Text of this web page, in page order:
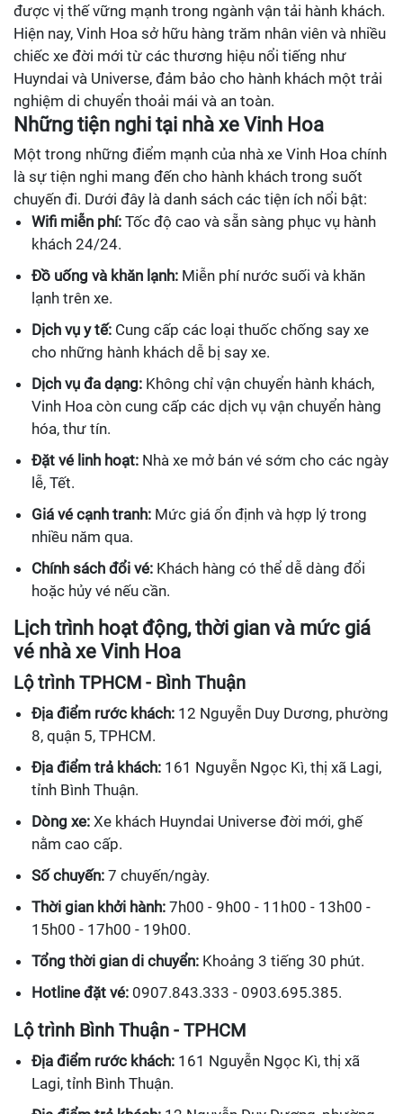
được vị thế vững mạnh trong ngành vận tải hành khách.
Hiện nay, Vinh Hoa sở hữu hàng trăm nhân viên và nhiều
chiếc xe đời mới từ các thương hiệu nổi tiếng như
Huyndai và Universe, đảm bảo cho hành khách một trải
nghiệm di chuyển thoải mái và an toàn.
Những tiện nghi tại nhà xe Vinh Hoa
Một trong những điểm mạnh của nhà xe Vinh Hoa chính
là sự tiện nghi mang đến cho hành khách trong suốt
chuyến đi. Dưới đây là danh sách các tiện ích nổi bật:
Wifi miễn phí: Tốc độ cao và sẵn sàng phục vụ hành
khách 24/24.
Đồ uống và khăn lạnh: Miễn phí nước suối và khăn
lạnh trên xe.
Dịch vụ y tế: Cung cấp các loại thuốc chống say xe
cho những hành khách dễ bị say xe.
Dịch vụ đa dạng: Không chỉ vận chuyển hành khách,
Vinh Hoa còn cung cấp các dịch vụ vận chuyển hàng
hóa, thư tín.
Đặt vé linh hoạt: Nhà xe mở bán vé sớm cho các ngày
lễ, Tết.
Giá vé cạnh tranh: Mức giá ổn định và hợp lý trong
nhiều năm qua.
Chính sách đổi vé: Khách hàng có thể dễ dàng đổi
hoặc hủy vé nếu cần.
Lịch trình hoạt động, thời gian và mức giá
vé nhà xe Vinh Hoa
Lộ trình TPHCM - Bình Thuận
Địa điểm rước khách: 12 Nguyễn Duy Dương, phường
8, quận 5, TPHCM.
Địa điểm trả khách: 161 Nguyễn Ngọc Kì, thị xã Lagi,
tỉnh Bình Thuận.
Dòng xe: Xe khách Huyndai Universe đời mới, ghế
nằm cao cấp.
Số chuyến: 7 chuyến/ngày.
Thời gian khởi hành: 7h00 - 9h00 - 11h00 - 13h00 -
15h00 - 17h00 - 19h00.
Tổng thời gian di chuyển: Khoảng 3 tiếng 30 phút.
Hotline đặt vé: 0907.843.333 - 0903.695.385.
Lộ trình Bình Thuận - TPHCM
Địa điểm rước khách: 161 Nguyễn Ngọc Kì, thị xã
Lagi, tỉnh Bình Thuận.